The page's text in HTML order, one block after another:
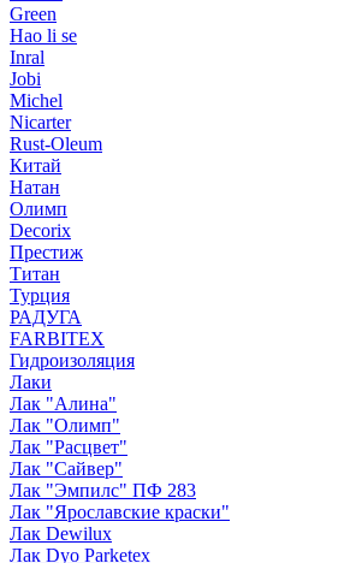
Green
Hao li se
Inral
Jobi
Michel
Nicarter
Rust-Oleum
Китай
Натан
Олимп
Decorix
Престиж
Титан
Турция
РАДУГА
FARBITEX
Гидроизоляция
Лаки
Лак "Алина"
Лак "Олимп"
Лак "Расцвет"
Лак "Сайвер"
Лак "Эмпилс" ПФ 283
Лак "Ярославские краски"
Лак Dewilux
Лак Dyo Parketex